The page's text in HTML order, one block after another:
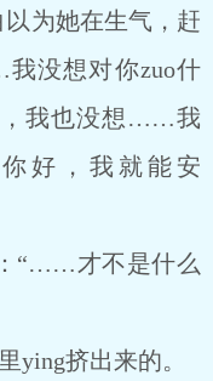
为她在生气，赶
没想对你zuo什
，我也没想……我
好，我就能安
“……才不是什么
挤出来的。